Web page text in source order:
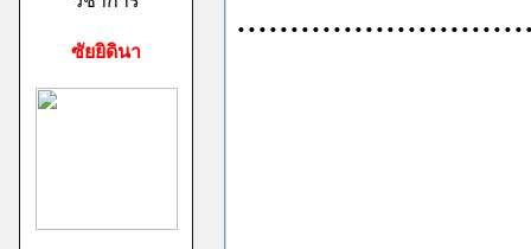
ซัยยิดินา